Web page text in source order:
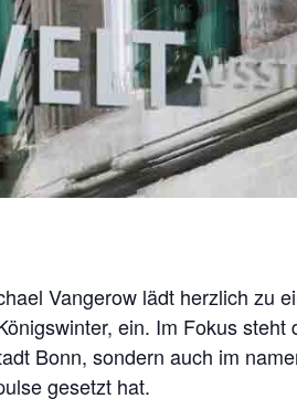
Vangerow lädt herzlich zu
ein. Im Fokus steht
Bonn, sondern auch im
gesetzt hat.